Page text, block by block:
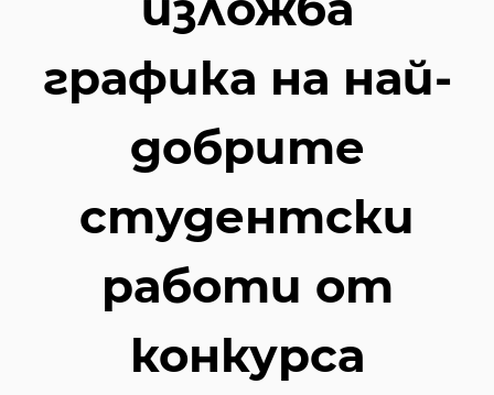
графика на най-
добрите
студентски
работи от
конкурса